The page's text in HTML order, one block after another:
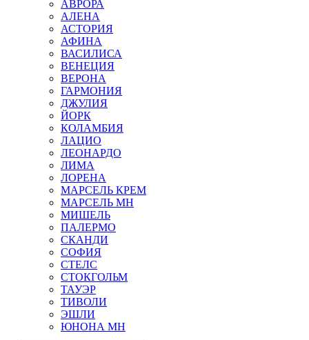
АВРОРА
АЛЕНА
АСТОРИЯ
АФИНА
ВАСИЛИСА
ВЕНЕЦИЯ
ВЕРОНА
ГАРМОНИЯ
ДЖУЛИЯ
ЙОРК
КОЛАМБИЯ
ЛАЦИО
ЛЕОНАРДО
ЛИМА
ЛОРЕНА
МАРСЕЛЬ КРЕМ
МАРСЕЛЬ МН
МИШЕЛЬ
ПАЛЕРМО
СКАНДИ
СОФИЯ
СТЕЛС
СТОКГОЛЬМ
ТАУЭР
ТИВОЛИ
ЭШЛИ
ЮНОНА МН